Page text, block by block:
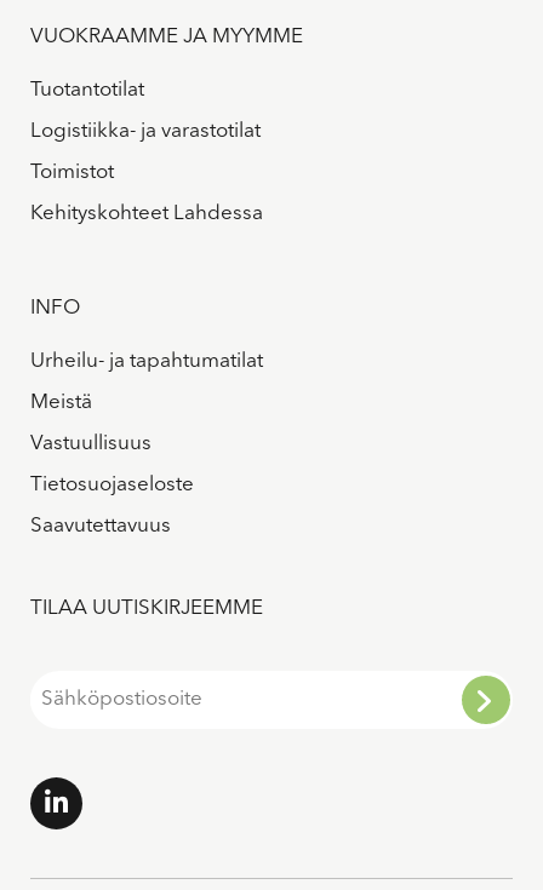
VUOKRAAMME JA MYYMME
Tuotantotilat
Logistiikka- ja varastotilat
Toimistot
Kehityskohteet Lahdessa
INFO
Urheilu- ja tapahtumatilat
Meistä
Vastuullisuus
Tietosuojaseloste
Saavutettavuus
TILAA UUTISKIRJEEMME